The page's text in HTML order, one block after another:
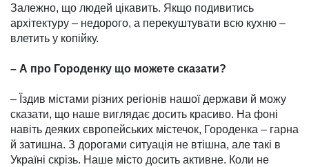
Залежно, що людей цікавить. Якщо подивитись
архітектуру – недорого, а пе­рекуштувати всю кухню –
влетить у копійку.
– А про Городенку що можете сказати?
– Їздив містами різних ре­гіонів нашої держави й можу
сказати, що наше виглядає досить красиво. На фоні
навіть деяких європейських містечок, Городенка – гарна
й затишна. З дорогами ситуація не втішна, але такі в
Україні скрізь. Наше місто досить активне. Коли не